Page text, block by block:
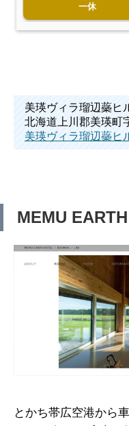
一休
美瑛ヴィラ瑠辺蘂ヒ
北海道上川郡美瑛町
美瑛ヴィラ瑠辺蘂ヒ
MEMU
とかち帯広空港から